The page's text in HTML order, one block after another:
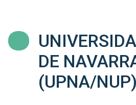
DE
(UPNA/NUP)